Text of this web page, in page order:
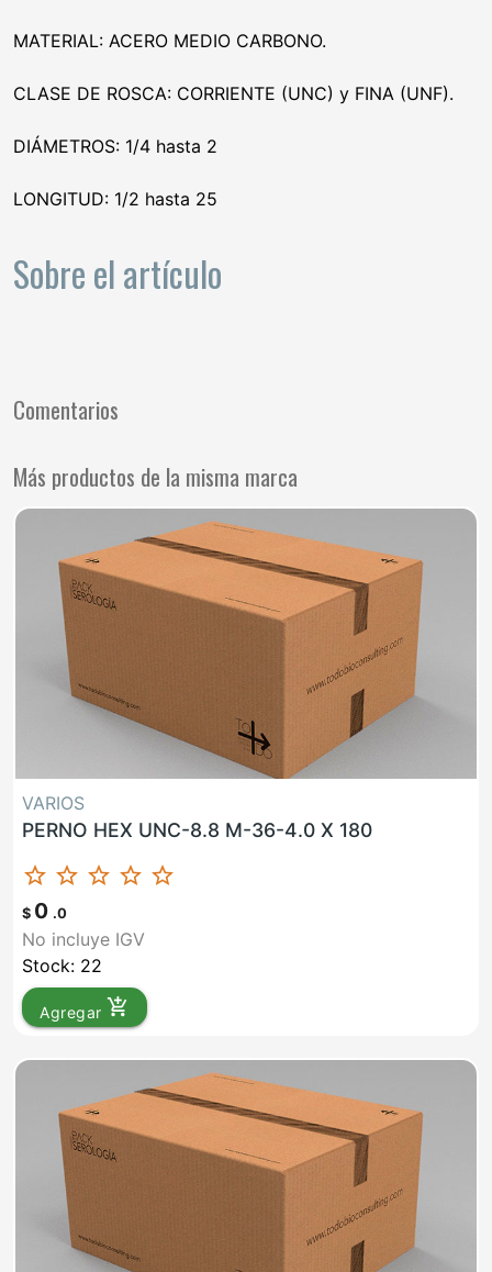
MATERIAL: ACERO MEDIO CARBONO.
CLASE DE ROSCA: CORRIENTE (UNC) y FINA (UNF).
DIÁMETROS: 1/4 hasta 2
LONGITUD: 1/2 hasta 25
Sobre el artículo
Comentarios
Más productos de la misma marca
VARIOS
PERNO HEX UNC-8.8 M-36-4.0 X 180
star_border star_border star_border star_border star_border
$ 0 .0
No incluye IGV
Stock: 22
Agregar add_shopping_cart